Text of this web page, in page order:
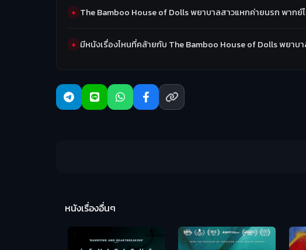
The Bamboo House of Dolls พยาบาลสาวแหกค่ายนรก พากย์ไ
มีหนังเรื่องไหนที่คล้ายกับ The Bamboo House of Dolls พยาบ
หนังเรื่องอื่นๆ